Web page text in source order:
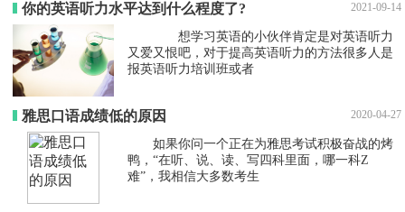
你的英语听力水平达到什么程度了? 2021-09-14
想学习英语的小伙伴肯定是对英语听力
又爱又恨吧，对于提高英语听力的方法很多人是
报英语听力培训班或者
雅思口语成绩低的原因 2020-04-27
如果你问一个正在为雅思考试积极奋战的烤
鸭，“在听、说、读、写四科里面，哪一科Z
难”，我相信大多数考生